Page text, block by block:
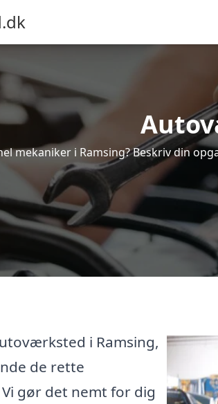
mekaniker i Ramsing? Beskriv din
i Ramsing,
de rette
gør det nemt for dig